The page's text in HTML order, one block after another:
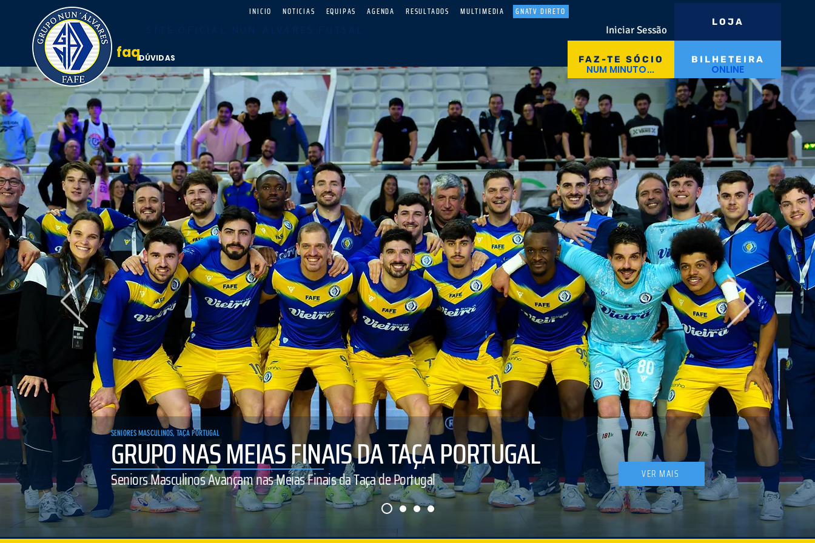
DÚVIDAS
faq
INICIO NOTICIAS EQUIPAS AGENDA RESULTADOS MULTIMEDIA GNATV DIRETO
FAZ-TE SÓCIO BILHETEIRA
NUM MINUTO... ONLINE
LOJA
Iniciar Sessão
GRUPO NAS MEIAS FINAIS DA TAÇA PORTUGAL
Seniors Masculinos Avançam nas Meias Finais da Taça de Portugal VER MAIS
SENIORES MASCULINOS, TAÇA PORTUGAL